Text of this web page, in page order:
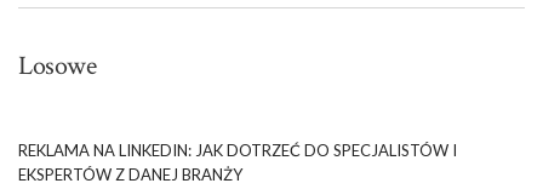
Losowe
REKLAMA NA LINKEDIN: JAK DOTRZEĆ DO SPECJALISTÓW I
EKSPERTÓW Z DANEJ BRANŻY